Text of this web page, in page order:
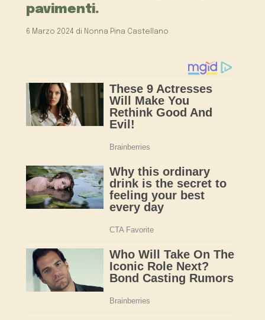
pavimenti.
6 Marzo 2024 di Nonna Pina Castellano